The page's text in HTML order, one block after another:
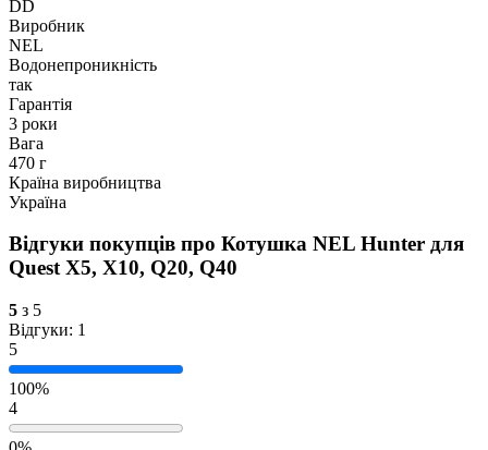
DD
Виробник
NEL
Водонепроникність
так
Гарантія
3 роки
Вага
470 г
Країна виробництва
Україна
Відгуки покупців про Котушка NEL Hunter для
Quest Х5, Х10, Q20, Q40
5 з 5
Відгуки: 1
5
100%
4